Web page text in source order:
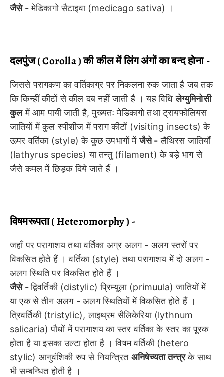
जैसे -मेडिकागो सैटाइवा (medicago sativa) ।
दलपुंज ( Corolla ) की कील में लिंग अंगों का बन्द होना -
जिससे परागकण का वर्तिकाग्र पर निकलना रुक जाता है जब तक
कि किन्हीं कीटों से कील दब नहीं जाती है । यह विधिलेग्युमिनोसी
कुलमें आम पायी जाती है, मुख्यतः मेडिकागो तथा ट्रायफोलियस
जातियों में कुल स्पीशीज में पराग कीटों (visiting insects) के
ऊपर वर्तिका (style) के कुछ उपभागों मेंजैसे - लैथिरस जातियाँ
(lathyrus species) या तन्तु (filament) के बड़े भाग से
जैसे कमल में छिड़क दिये जाते हैं ।
विषमरूपता ( Heteromorphy ) -
जहाँ पर परागाशय तथा वर्तिका अग्र अलग - अलग स्तरों पर
विकसित होते हैं । वर्तिका (style) तथा परागाशय में दो अलग -
अलग स्थिति पर विकसित होते हैं ।
जैसे -द्विवर्तिकी (distylic) प्रिम्यूला (primuula) जातियों में
या एक से तीन अलग - अलग स्थितियों में विकसित होते हैं ।
त्रिवर्तिकी (tristylic), लाइथ्रम सैलिकेरिया (lythnum
salicaria) पौधों में परागाशय का स्तर वर्तिका के स्तर का पूरक
होता है या इसका उल्टा होता है । विषम वर्तिकी (hetero
stylic) आनुवंशिकी रुप से नियन्त्रित अनिषेच्यता तन्त्रके साथ
भी सम्बन्धित होती है ।